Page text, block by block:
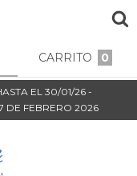
CARRITO 0
EL 30/01/26 -
DE FEBRERO 2026